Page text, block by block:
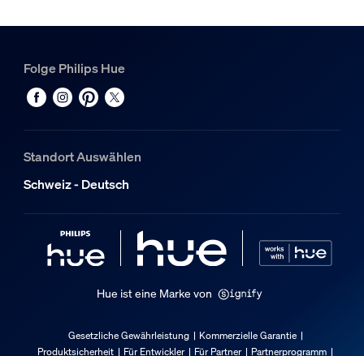
Material
Sonstiges
Sonstiges
Packmaße und Gewicht
EAN/UPC - Produkt
8719514407343
Folge Philips Hue
Standort Auswählen
Schweiz - Deutsch
Hue ist eine Marke von
Gesetzliche Gewährleistung
Kommerzielle Garantie
Produktsicherheit
Für Entwickler Für Partner Partnerprogramm